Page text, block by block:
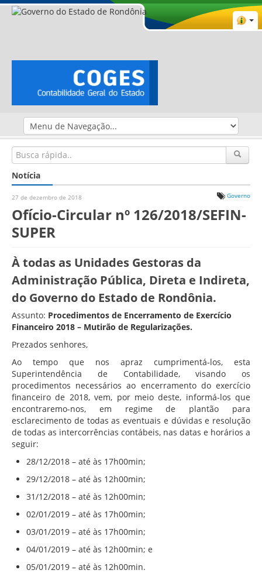
Notícia
Governo
27 de dezembro de 2018
Ofício-Circular nº 126/2018/SEFIN-
SUPER
À todas as Unidades Gestoras da
Administração Pública, Direta e Indireta,
do Governo do Estado de Rondônia.
Assunto: Procedimentos de Encerramento de Exercício
Financeiro 2018 – Mutirão de Regularizações.
Prezados senhores,
Ao tempo que nos apraz cumprimentá-los, esta
Superintendência de Contabilidade, visando os
procedimentos necessários ao encerramento do exercício
financeiro de 2018, vem, por meio deste, informá-los que
encontraremo-nos, em regime de plantão para
esclarecimento de todas as eventuais e dúvidas e resolução
de todas as intercorrências contábeis, nas datas e horários a
seguir:
28/12/2018 – até às 17h00min;
29/12/2018 – até às 12h00min;
31/12/2018 – até às 12h00min;
02/01/2019 – até às 17h00min;
03/01/2019 – até às 17h00min;
04/01/2019 – até às 12h00min; e
05/01/2019 – até às 12h00min.